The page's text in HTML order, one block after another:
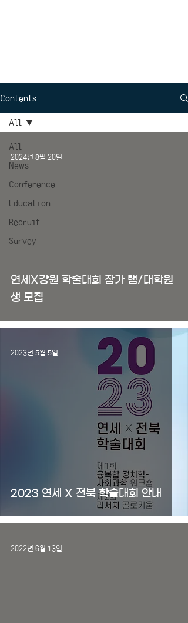
Contents
All
News
Conference
Education
Recruit
Survey
All
연세X강원 학술대회 참가 랩/대학원
생 모집
2024년 8월 20일
2023 연세 X 전북 학술대회 안내
2023년 5월 5일
2022년 6월 13일